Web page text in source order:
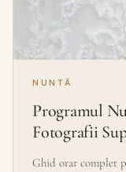
NUNTĂ
Programul
Fotografii
Ghid orar complet